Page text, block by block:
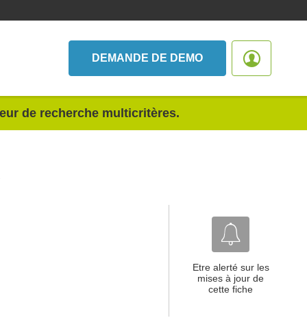
DEMANDE DE DEMO
de recherche multicritères.
Etre alerté sur les
mises à jour de
cette fiche